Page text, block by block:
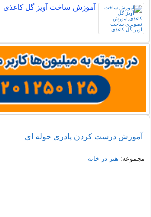
آموزش ساخت آویز گل کاغذی
آموزش درست کردن پادری حوله ای
مجموعه: هنر در خانه